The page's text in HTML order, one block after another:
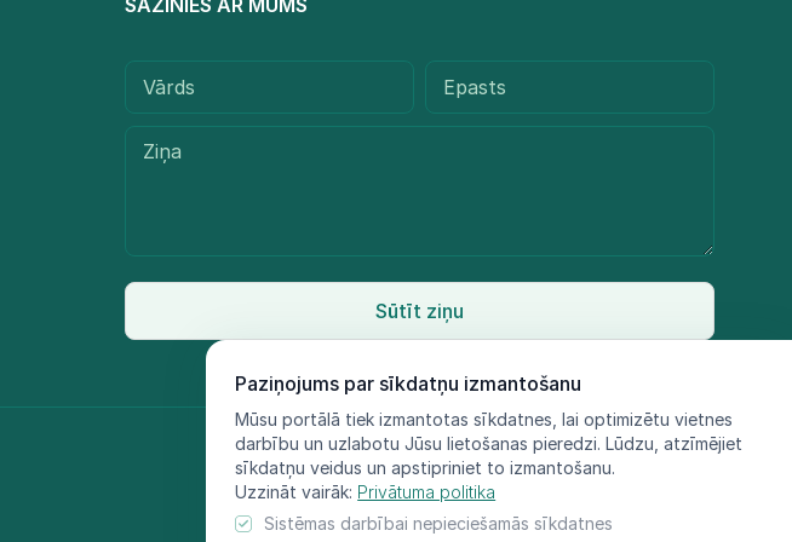
Paziņojums par sīkdatņu izmantošanu
Mūsu portālā tiek izmantotas sīkdatnes, lai optimizētu vietnes
darbību un uzlabotu Jūsu lietošanas pieredzi. Lūdzu, atzīmējiet
sīkdatņu veidus un apstipriniet to izmantošanu.
Uzzināt vairāk: Privātuma politika
Sistēmas darbībai nepieciešamās sīkdatnes
SAZINIES AR MUMS
Sūtīt ziņu